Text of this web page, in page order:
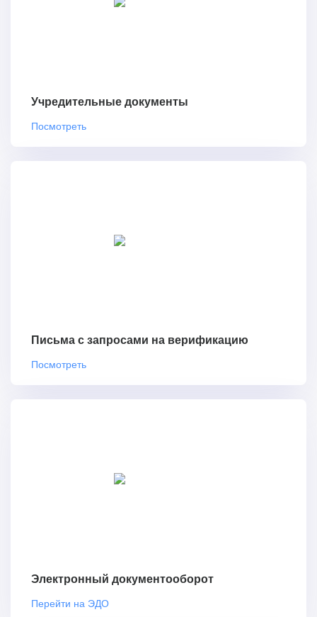
Учредительные документы
Посмотреть
Письма с запросами на верификацию
Посмотреть
Электронный документооборот
Перейти на ЭДО